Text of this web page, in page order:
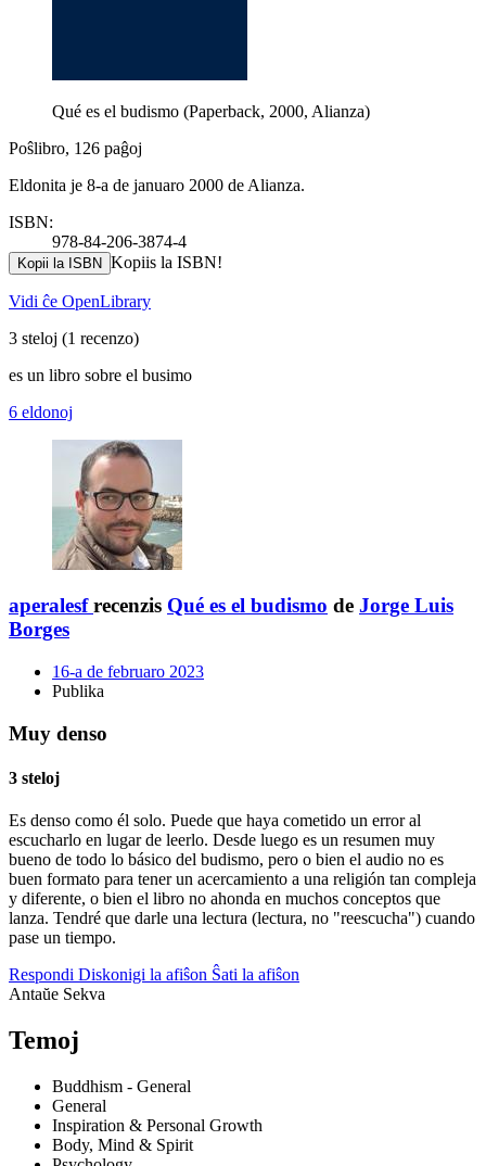
Qué es el budismo (Paperback, 2000, Alianza)
Poŝlibro, 126 paĝoj
Eldonita je 8-a de januaro 2000 de Alianza.
ISBN:
978-84-206-3874-4
Kopii la ISBN Kopiis la ISBN!
Vidi ĉe OpenLibrary
3 steloj (1 recenzo)
es un libro sobre el busimo
6 eldonoj
aperalesf recenzis Qué es el budismo de Jorge Luis
Borges
16-a de februaro 2023
Publika
Muy denso
3 steloj
Es denso como él solo. Puede que haya cometido un error al
escucharlo en lugar de leerlo. Desde luego es un resumen muy
bueno de todo lo básico del budismo, pero o bien el audio no es
buen formato para tener un acercamiento a una religión tan compleja
y diferente, o bien el libro no ahonda en muchos conceptos que
lanza. Tendré que darle una lectura (lectura, no "reescucha") cuando
pase un tiempo.
Respondi Diskonigi la afiŝon Ŝati la afiŝon
Antaŭe Sekva
Temoj
Buddhism - General
General
Inspiration & Personal Growth
Body, Mind & Spirit